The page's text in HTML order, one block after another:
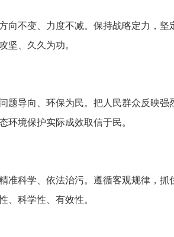
不变、力度不减。保持战略定力，坚
坚、久久为功。
导向、环保为民。把人民群众反映强
环境保护实际成效取信于民。
科学、依法治污。遵循客观规律，抓
、科学性、有效性。